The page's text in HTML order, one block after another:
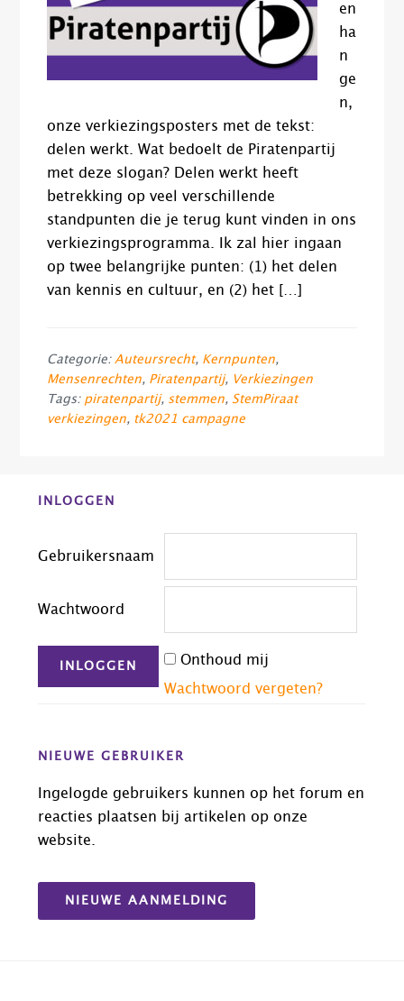
en
ha
n
ge
n,
onze verkiezingsposters met de tekst:
delen werkt. Wat bedoelt de Piratenpartij
met deze slogan? Delen werkt heeft
betrekking op veel verschillende
standpunten die je terug kunt vinden in ons
verkiezingsprogramma. Ik zal hier ingaan
op twee belangrijke punten: (1) het delen
van kennis en cultuur, en (2) het […]
Categorie: Auteursrecht, Kernpunten,
Mensenrechten, Piratenpartij, Verkiezingen
Tags: piratenpartij, stemmen, StemPiraat
verkiezingen, tk2021 campagne
Before
INLOGGEN
Gebruikersnaam
Wachtwoord
Onthoud mij
Wachtwoord vergeten?
NIEUWE GEBRUIKER
Ingelogde gebruikers kunnen op het forum en
reacties plaatsen bij artikelen op onze
website.
NIEUWE AANMELDING